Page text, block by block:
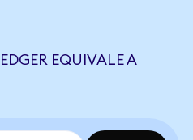
EQUIVALE A